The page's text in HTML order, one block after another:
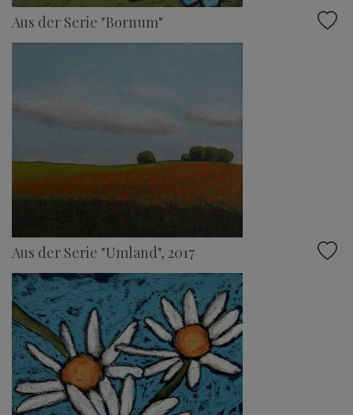
Aus der Serie "Bornum"
Aus der Serie "Umland", 2017